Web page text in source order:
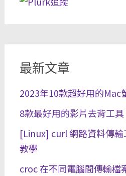
最新文章
2023年10款超好用的Mac
8款最好用的影片去背工
[Linux] curl 網路資料傳
教學
croc 在不同電腦間傳輸檔